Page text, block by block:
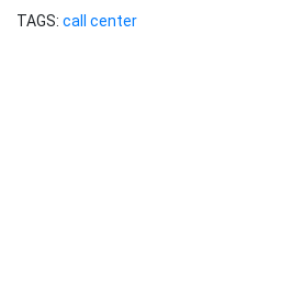
TAGS: call center